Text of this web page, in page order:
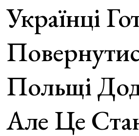
Українці
Польщі
Але Це